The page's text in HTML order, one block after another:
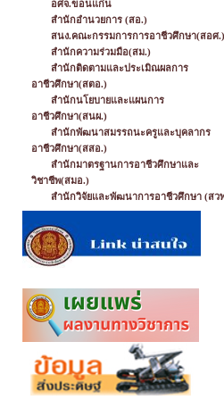
อศจ.ขอนแก่น
สำนักอำนวยการ (สอ.)
สนง.คณะกรรมการการอาชีวศึกษา(สอศ.)
สำนักความร่วมมือ(สม.)
สำนักติดตามและประเมิณผลการ
อาชีวศึกษา(สตอ.)
สำนักนโยบายและแผนการ
อาชีวศึกษา(สนผ.)
สำนักพัฒนาสมรรถนะครูและบุคลากร
อาชีวศึกษา(สสอ.)
สำนักมาตรฐานการอาชีวศึกษาและ
วิชาชีพ(สมอ.)
สำนักวิจัยและพัฒนาการอาชีวศึกษา (สว